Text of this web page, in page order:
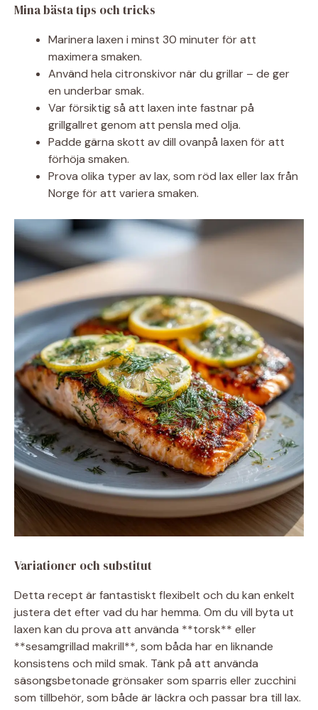
Mina bästa tips och tricks
Marinera laxen i minst 30 minuter för att
maximera smaken.
Använd hela citronskivor när du grillar – de ger
en underbar smak.
Var försiktig så att laxen inte fastnar på
grillgallret genom att pensla med olja.
Padde gärna skott av dill ovanpå laxen för att
förhöja smaken.
Prova olika typer av lax, som röd lax eller lax från
Norge för att variera smaken.
Variationer och substitut
Detta recept är fantastiskt flexibelt och du kan enkelt
justera det efter vad du har hemma. Om du vill byta ut
laxen kan du prova att använda **torsk** eller
**sesamgrillad makrill**, som båda har en liknande
konsistens och mild smak. Tänk på att använda
säsongsbetonade grönsaker som sparris eller zucchini
som tillbehör, som både är läckra och passar bra till lax.